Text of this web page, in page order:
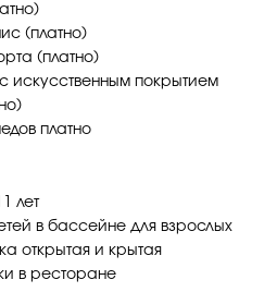
(платно)
(платно)
искусственным покрытием
платно
лет
в бассейне для взрослых
открытая и крытая
в ресторане